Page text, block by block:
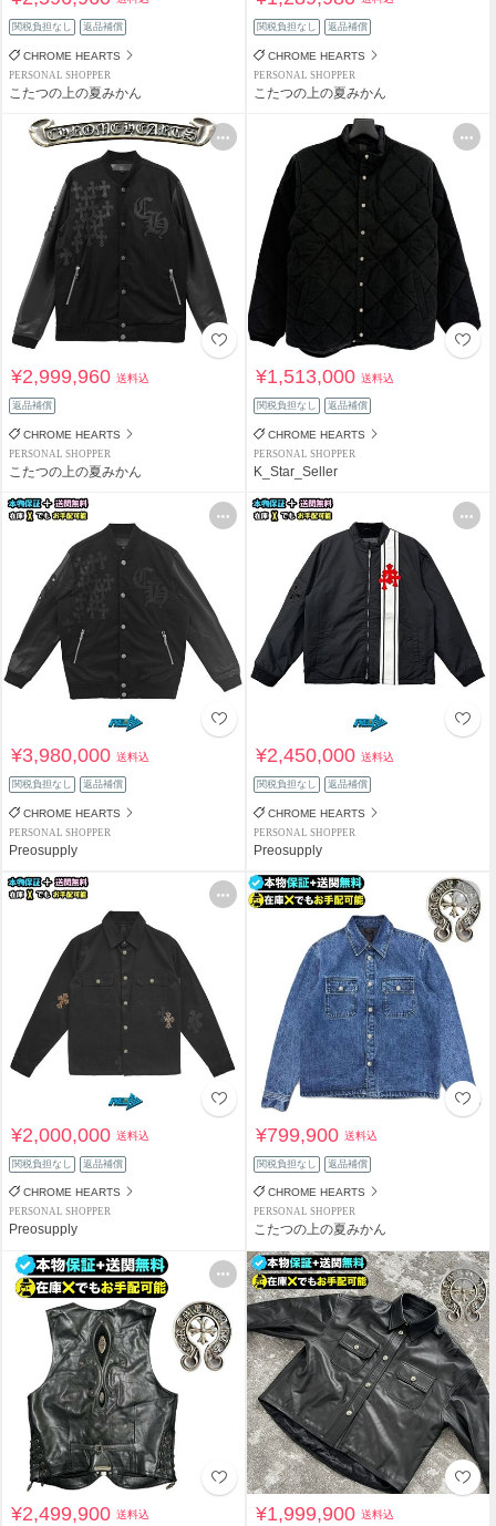
関税負担なし 返品補償
CHROME HEARTS
PERSONAL SHOPPER
こたつの上の夏みかん
関税負担なし 返品補償
CHROME HEARTS
PERSONAL SHOPPER
こたつの上の夏みかん
¥2,999,960送料込
返品補償
CHROME HEARTS
PERSONAL SHOPPER
こたつの上の夏みかん
¥1,513,000送料込
関税負担なし 返品補償
CHROME HEARTS
PERSONAL SHOPPER
K_Star_Seller
¥3,980,000送料込
関税負担なし 返品補償
CHROME HEARTS
PERSONAL SHOPPER
Preosupply
¥2,450,000送料込
関税負担なし 返品補償
CHROME HEARTS
PERSONAL SHOPPER
Preosupply
¥2,000,000送料込
関税負担なし 返品補償
CHROME HEARTS
PERSONAL SHOPPER
Preosupply
¥799,900送料込
関税負担なし 返品補償
CHROME HEARTS
PERSONAL SHOPPER
こたつの上の夏みかん
¥2,499,900送料込 ¥1,999,900送料込